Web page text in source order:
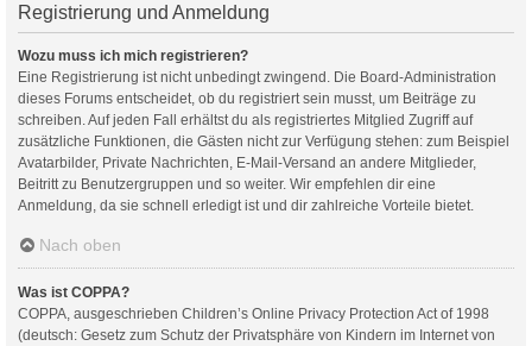
Registrierung und Anmeldung
Wozu muss ich mich registrieren?
Eine Registrierung ist nicht unbedingt zwingend. Die Board-Administration
dieses Forums entscheidet, ob du registriert sein musst, um Beiträge zu
schreiben. Auf jeden Fall erhältst du als registriertes Mitglied Zugriff auf
zusätzliche Funktionen, die Gästen nicht zur Verfügung stehen: zum Beispiel
Avatarbilder, Private Nachrichten, E-Mail-Versand an andere Mitglieder,
Beitritt zu Benutzergruppen und so weiter. Wir empfehlen dir eine
Anmeldung, da sie schnell erledigt ist und dir zahlreiche Vorteile bietet.
Nach oben
Was ist COPPA?
COPPA, ausgeschrieben Children’s Online Privacy Protection Act of 1998
(deutsch: Gesetz zum Schutz der Privatsphäre von Kindern im Internet von